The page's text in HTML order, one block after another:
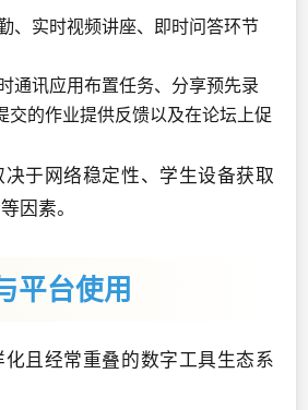
、实时视频讲座、即时问答环节
通讯应用布置任务、分享预先录
交的作业提供反馈以及在论坛上促
于网络稳定性、学生设备获取
因素。
平台使用
且经常重叠的数字工具生态系